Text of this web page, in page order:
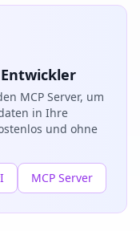
MCP Server, um
in Ihre
und ohne
MCP Server